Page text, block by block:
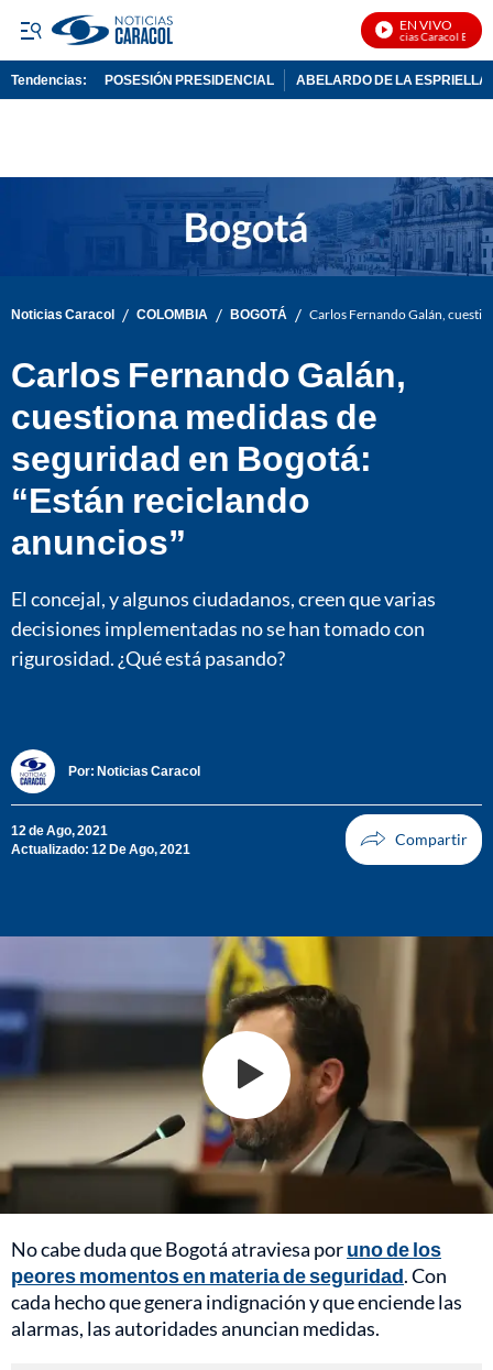
EN VIVO
Noticias Caracol En Vivo
Tendencias: POSESIÓN PRESIDENCIAL ABELARDO DE LA ESPRIELLA
Noticias Caracol / COLOMBIA / BOGOTÁ / Carlos Fernando Galán,
Carlos Fernando Galán,
cuestiona medidas de
seguridad en Bogotá:
“Están reciclando
anuncios”
El concejal, y algunos ciudadanos, creen que varias
decisiones implementadas no se han tomado con
rigurosidad. ¿Qué está pasando?
Por: Noticias Caracol
12 de Ago, 2021
Actualizado: 12 De Ago, 2021
No cabe duda que Bogotá atraviesa poruno de los
peores momentos en materia de seguridad. Con
cada hecho que genera indignación y que enciende las
alarmas, las autoridades anuncian medidas.